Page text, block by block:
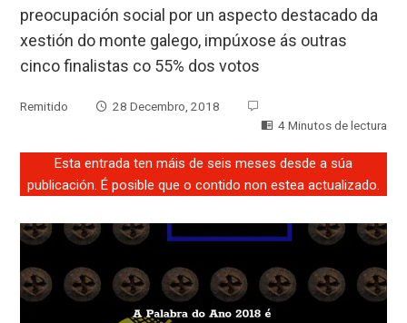
preocupación social por un aspecto destacado da
xestión do monte galego, impúxose ás outras
cinco finalistas co 55% dos votos
Remitido
28 Decembro, 2018
4 Minutos de lectura
Esta entrada ten máis de seis meses desde a súa
publicación. É posible que o contido non estea actualizado.